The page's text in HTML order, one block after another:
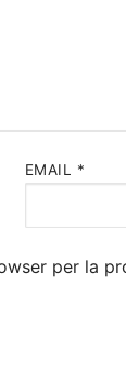
EMAIL *
per la